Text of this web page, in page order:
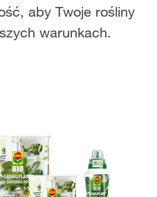
aby Twoje rośliny
warunkach.